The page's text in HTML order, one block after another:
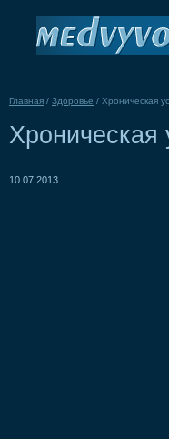
Главная / Здоровье / Хроническая
Хроническая
10.07.2013